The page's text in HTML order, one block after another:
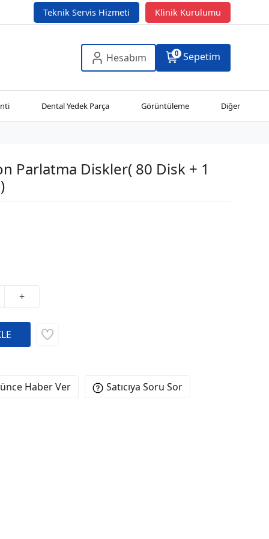
Teknik Servis Hizmeti Klinik Kurulumu
Hesabım 0 Sepetim
Dental Yedek Parça Görüntüleme Diğer
Parlatma Diskler( 80 Disk + 1
+
Haber Ver Satıcıya Soru Sor